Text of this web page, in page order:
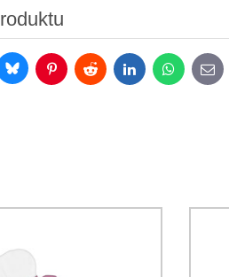
Ochrany osobních údajů
BlueskyPinterestReddit LinkedInWhatsApp
E-
mail